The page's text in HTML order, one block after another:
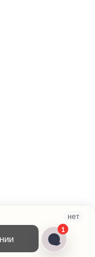
нет
1